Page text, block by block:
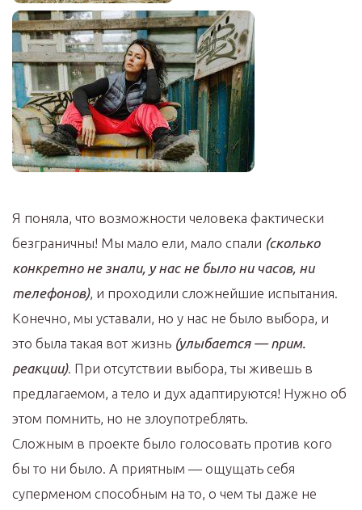
Я поняла, что возможности человека фактически
безграничны! Мы мало ели, мало спали (сколько
конкретно не знали, у нас не было ни часов, ни
телефонов), и проходили сложнейшие испытания.
Конечно, мы уставали, но у нас не было выбора, и
это была такая вот жизнь (улыбается — прим.
реакции). При отсутствии выбора, ты живешь в
предлагаемом, а тело и дух адаптируются! Нужно об
этом помнить, но не злоупотреблять.
Сложным в проекте было голосовать против кого
бы то ни было. А приятным — ощущать себя
суперменом способным на то, о чем ты даже не